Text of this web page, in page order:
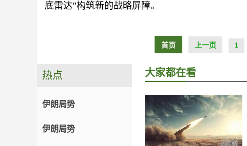
底雷达”构筑新的战略屏障。
首页 上一页 1
热点
伊朗局势
伊朗局势
大家都在看